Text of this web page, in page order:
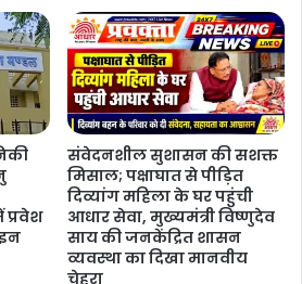
प्रवेश
संवेदनशील सुशासन की सशक्त
मिसाल; पक्षाघात से पीड़ित
दिव्यांग महिला के घर पहुंची
आधार सेवा, मुख्यमंत्री विष्णुदेव
साय की जनकेंद्रित शासन
व्यवस्था का दिखा मानवीय
चेहरा